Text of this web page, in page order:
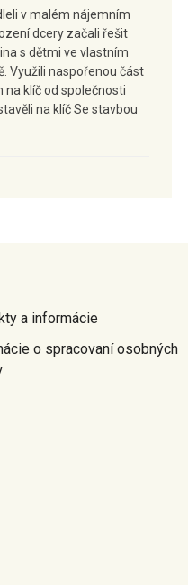
v malém nájemním
dcery začali řešit
s dětmi ve vlastním
Využili naspořenou část
na klíč od společnosti
na klíč Se stavbou
a informácie
o spracovaní osobných